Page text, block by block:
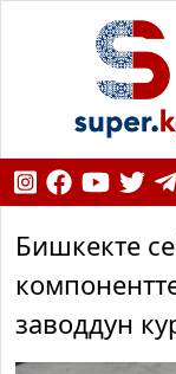
Бишкекте
заводдун